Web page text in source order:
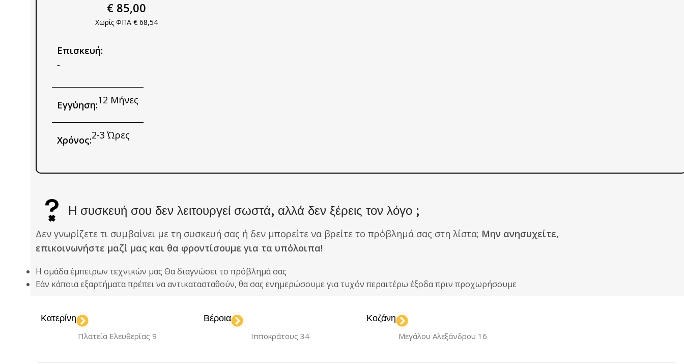
€ 85,00
Χωρίς ΦΠΑ € 68,54
Επισκευή:
-
Εγγύηση:12 Μήνες
Χρόνος:2-3 Ώρες
Η συσκευή σου δεν λειτουργεί σωστά, αλλά δεν ξέρεις τον λόγο ;
Δεν γνωρίζετε τι συμβαίνει με τη συσκευή σας ή δεν μπορείτε να βρείτε το πρόβλημά σας στη λίστα; Μην ανησυχείτε,
επικοινωνήστε μαζί μας και θα φροντίσουμε για τα υπόλοιπα!
Η ομάδα έμπειρων τεχνικών μας Θα διαγνώσει το πρόβλημά σας
Εάν κάποια εξαρτήματα πρέπει να αντικατασταθούν, θα σας ενημερώσουμε για τυχόν περαιτέρω έξοδα πριν προχωρήσουμε
Κατερίνη
Πλατεία Ελευθερίας 9
Βέροια
Ιπποκράτους 34
Κοζάνη
Μεγάλου Αλεξάνδρου 16